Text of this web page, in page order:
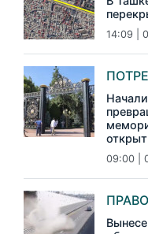
14:09 |
09:00 |
ПРАВО